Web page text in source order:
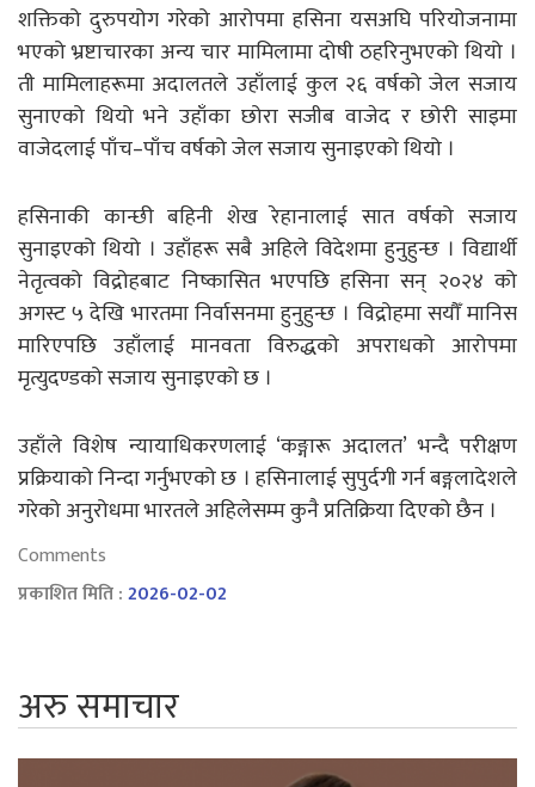
शक्तिको दुरुपयोग गरेको आरोपमा हसिना यसअघि परियोजनामा
भएको भ्रष्टाचारका अन्य चार मामिलामा दोषी ठहरिनुभएको थियो ।
ती मामिलाहरूमा अदालतले उहाँलाई कुल २६ वर्षको जेल सजाय
सुनाएको थियो भने उहाँका छोरा सजीब वाजेद र छोरी साइमा
वाजेदलाई पाँच–पाँच वर्षको जेल सजाय सुनाइएको थियो ।
हसिनाकी कान्छी बहिनी शेख रेहानालाई सात वर्षको सजाय
सुनाइएको थियो । उहाँहरू सबै अहिले विदेशमा हुनुहुन्छ । विद्यार्थी
नेतृत्वको विद्रोहबाट निष्कासित भएपछि हसिना सन् २०२४ को
अगस्ट ५ देखि भारतमा निर्वासनमा हुनुहुन्छ । विद्रोहमा सयौँ मानिस
मारिएपछि उहाँलाई मानवता विरुद्धको अपराधको आरोपमा
मृत्युदण्डको सजाय सुनाइएको छ ।
उहाँले विशेष न्यायाधिकरणलाई ‘कङ्गारू अदालत’ भन्दै परीक्षण
प्रक्रियाको निन्दा गर्नुभएको छ । हसिनालाई सुपुर्दगी गर्न बङ्गलादेशले
गरेको अनुरोधमा भारतले अहिलेसम्म कुनै प्रतिक्रिया दिएको छैन ।
Comments
प्रकाशित मिति :2026-02-02
अरु समाचार